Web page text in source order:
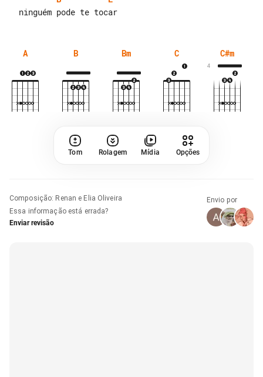
A B Bm C C#m
4
Tom Rolagem Mídia Opções
Composição: Renan e Elia Oliveira
Essa informação está errada?
Enviar revisão
Envio por